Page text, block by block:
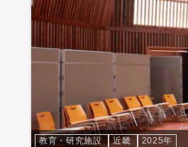
教育・研究施設 近畿 2025年